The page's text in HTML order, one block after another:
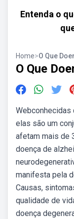
Entenda o
Home>O Que
O Que
Webconhecidas
elas são um
afetam mais de
doença de
manifesta pela
Causas,
qualidade de
doença